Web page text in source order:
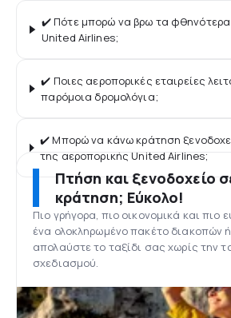
✔️ Πότε μπορώ να βρω τα φθηνότερα
United Airlines;
✔️ Ποιες αεροπορικές εταιρείες
παρόμοια δρομολόγια;
✔️ Μπορώ να κάνω κράτηση
της αεροπορικής United Airlines;
Πτήση και ξενοδοχείο
κράτηση; Εύκολο!
Πιο γρήγορα, πιο οικονομικά και πιο
ένα ολοκληρωμένο πακέτο διακοπών
απολαύστε το ταξίδι σας χωρίς την
σχεδιασμού.